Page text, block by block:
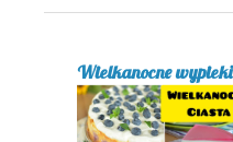
Wielkanocne wypieki